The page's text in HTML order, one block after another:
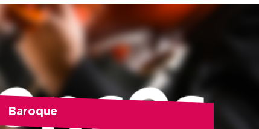
Baroque